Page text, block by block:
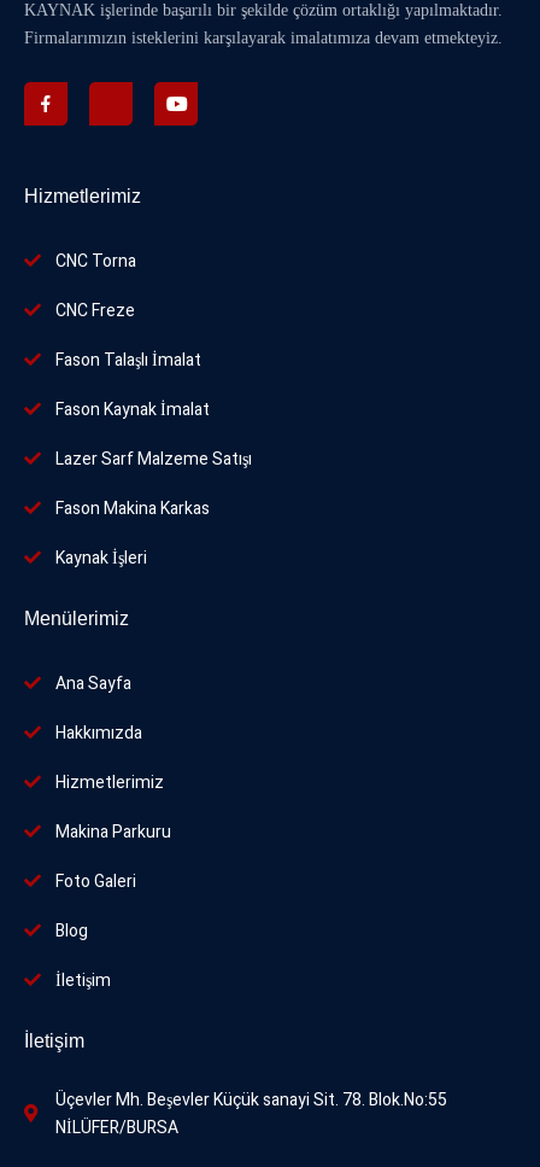
KAYNAK işlerinde başarılı bir şekilde çözüm ortaklığı yapılmaktadır.
Firmalarımızın isteklerini karşılayarak imalatımıza devam etmekteyiz.
Hizmetlerimiz
CNC Torna
CNC Freze
Fason Talaşlı İmalat
Fason Kaynak İmalat
Lazer Sarf Malzeme Satışı
Fason Makina Karkas
Kaynak İşleri
Menülerimiz
Ana Sayfa
Hakkımızda
Hizmetlerimiz
Makina Parkuru
FotoGaleri
Blog
İletişim
İletişim
Üçevler Mh. Beşevler Küçük sanayi Sit. 78. Blok.No:55
NİLÜFER/BURSA